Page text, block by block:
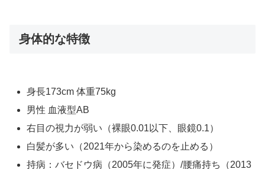
身体的な特徴
身長173cm 体重75kg
男性 血液型AB
右目の視力が弱い（裸眼0.01以下、眼鏡0.1）
白髪が多い（2021年から染めるのを止める）
持病：バセドウ病（2005年に発症）/腰痛持ち（2013